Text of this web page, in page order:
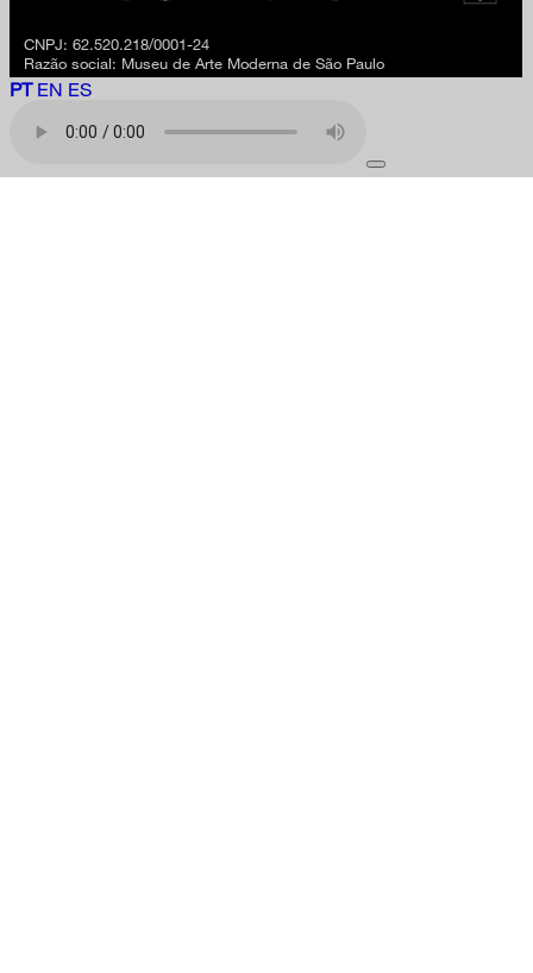
CNPJ: 62.520.218/0001-24
Razão social: Museu de Arte Moderna de São Paulo
PT EN ES